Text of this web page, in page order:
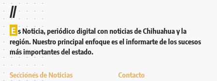
//
E s Noticia, periódico digital con noticias de Chihuahua y la
región. Nuestro principal enfoque es el informarte de los sucesos
más importantes del estado.
Secciones de Noticias Contacto